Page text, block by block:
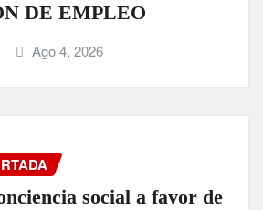
DE EMPLEO
Ago 4, 2026
social a favor de